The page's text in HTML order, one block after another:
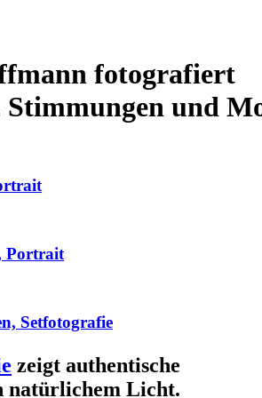
fotografiert
Stimmungen und
Portrait
Setfotografie
zeigt authentische
natürlichem Licht.